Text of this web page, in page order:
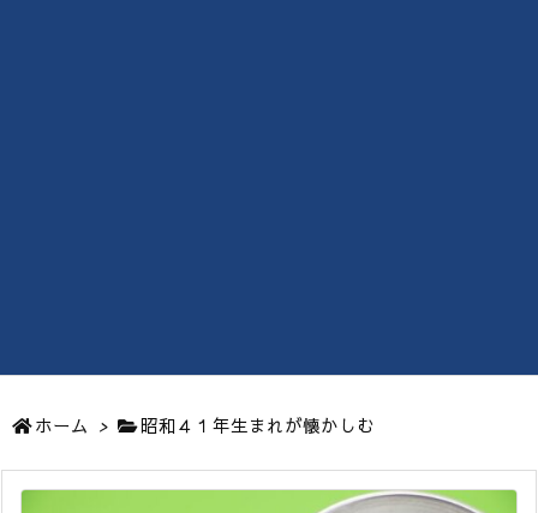
ホーム > 昭和４１年生まれが懐かしむ